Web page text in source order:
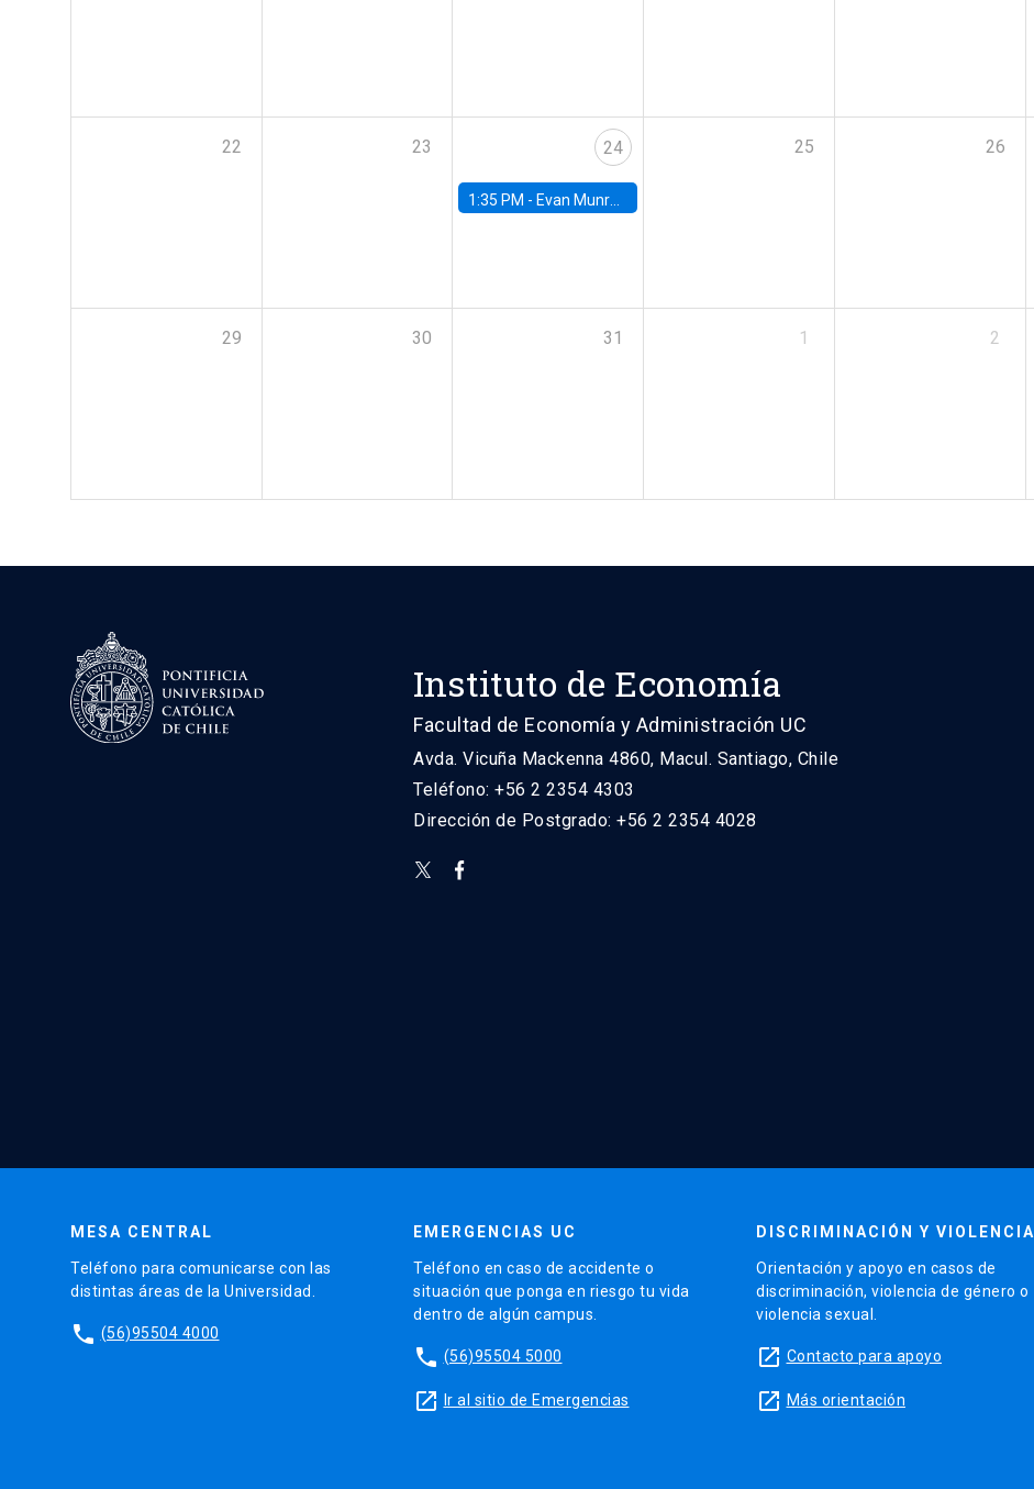
22 23 24
1:35 PM - Evan Munro, Neyman Visiting Assistant Professor in the Department of Statistics at UC Berkeley
25 26
29 30 31 1 2
Instituto de Economía
Facultad de Economía y Administración UC
Avda. Vicuña Mackenna 4860, Macul. Santiago, Chile
Teléfono: +56 2 2354 4303
Dirección de Postgrado: +56 2 2354 4028
MESA CENTRAL
Teléfono para comunicarse con las
distintas áreas de la Universidad.
phone (56)95504 4000
EMERGENCIAS UC
Teléfono en caso de accidente o
situación que ponga en riesgo tu vida
dentro de algún campus.
phone (56)95504 5000
launch Ir al sitio de Emergencias
DISCRIMINACIÓN Y VIOLENCIA
Orientación y apoyo en casos de
discriminación, violencia de género o
violencia sexual.
launch Contacto para apoyo
launch Más orientación